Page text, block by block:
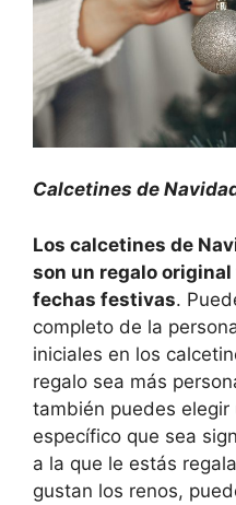
Calcetines de
Los calcetines de
son un regalo
fechas festivas.
completo de la
iniciales en los
regalo sea más
también puedes
específico que sea
a la que le estás
gustan los renos,